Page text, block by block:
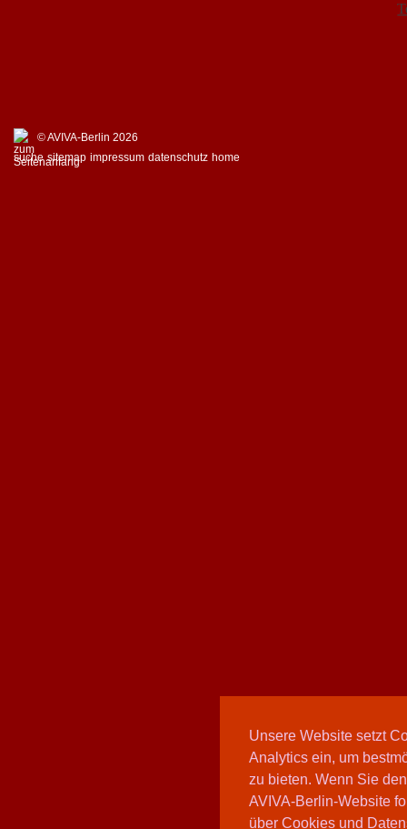
Unsere Website setzt
Analytics ein, um
zu bieten. Wenn Sie
AVIVA-Berlin-Website
über Cookies und
© AVIVA-Berlin 2026
suche sitemap impressum datenschutz home